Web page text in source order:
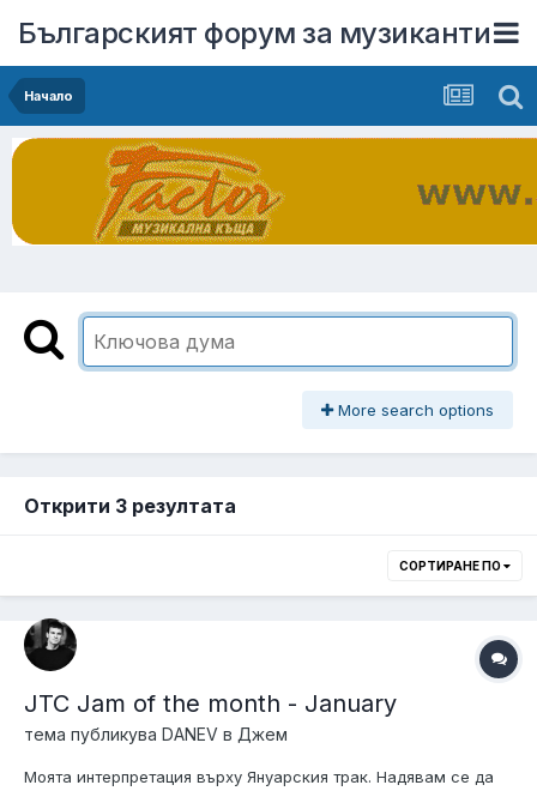
Българският форум за музиканти
Начало
More search options
Открити 3 резултата
СОРТИРАНЕ ПО
JTC Jam of the month - January
тема публикува DANEV в Джем
Моята интерпретация върху Януарския трак. Надявам се да